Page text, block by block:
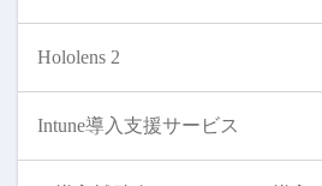
Hololens 2
Intune導入支援サービス